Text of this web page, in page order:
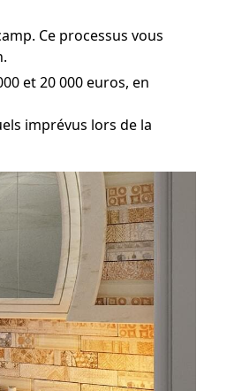
Ce processus vous
et 20 000 euros, en
imprévus lors de la